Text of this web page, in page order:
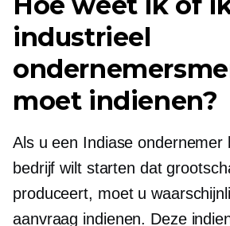
industrieel
moet indienen?
Als u een Indiase ondernemer
bedrijf wilt starten dat
produceert, moet u
aanvraag indienen. Deze